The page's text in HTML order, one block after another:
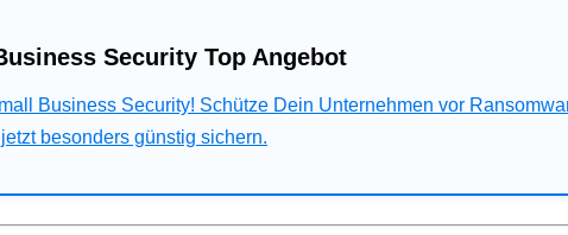
Security Top Angebot
Business Security! Schütze Dein Unternehmen vor
besonders günstig sichern.